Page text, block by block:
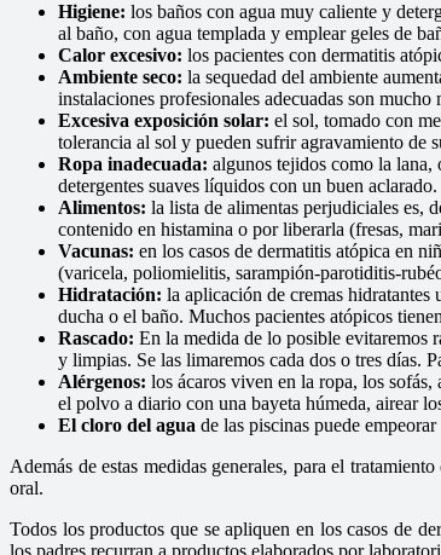
Higiene: los baños con agua muy caliente y
al baño, con agua templada y emplear geles de
Calor excesivo: los pacientes con dermatitis
Ambiente seco: la sequedad del ambiente
instalaciones profesionales adecuadas son mucho
Excesiva exposición solar: el sol, tomado con
tolerancia al sol y pueden sufrir agravamiento de
Ropa inadecuada: algunos tejidos como la lana,
detergentes suaves líquidos con un buen aclarado.
Alimentos: la lista de alimentas perjudiciales es,
contenido en histamina o por liberarla (fresas,
Vacunas: en los casos de dermatitis atópica en
(varicela, poliomielitis, sarampión-parotiditis-
Hidratación: la aplicación de cremas hidratantes
ducha o el baño. Muchos pacientes atópicos
Rascado: En la medida de lo posible evitaremos
y limpias. Se las limaremos cada dos o tres días.
Alérgenos: los ácaros viven en la ropa, los
el polvo a diario con una bayeta húmeda, airear
El cloro del agua de las piscinas puede
Además de estas medidas generales, para el
oral.
Todos los productos que se apliquen en los casos de
los padres recurran a productos elaborados por